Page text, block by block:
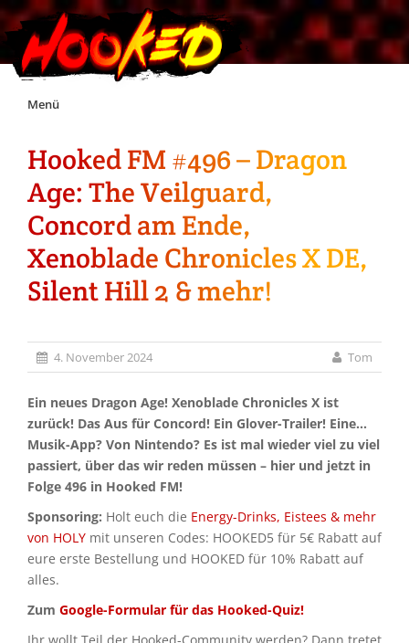
Skip
Menü
Unterstützt Hooked!
Exklusiv für Supporter*innen
Impressum
Discord
Hooked FM #496 – Dragon
Age: The Veilguard,
Concord am Ende,
Xenoblade Chronicles X DE,
Silent Hill 2 & mehr!
4. November 2024 Tom
Ein neues Dragon Age! Xenoblade Chronicles X ist
zurück! Das Aus für Concord! Ein Glover-Trailer! Eine…
Musik-App? Von Nintendo? Es ist mal wieder viel zu viel
passiert, über das wir reden müssen – hier und jetzt in
Folge 496 in Hooked FM!
Sponsoring: Holt euch die Energy-Drinks, Eistees & mehr
von HOLY mit unseren Codes: HOOKED5 für 5€ Rabatt auf
eure erste Bestellung und HOOKED für 10% Rabatt auf
alles.
Zum Google-Formular für das Hooked-Quiz!